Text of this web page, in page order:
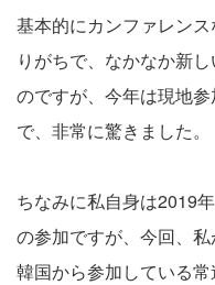
基本的にカンファレン
りがちで、なかなか新
のですが、今年は現地
で、非常に驚きました。
ちなみに私自身は2019
の参加ですが、今回、
韓国から参加している